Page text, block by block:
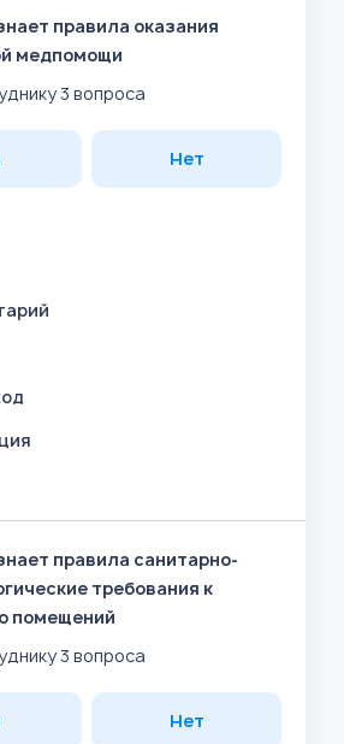
правила оказания
медпомощи
3 вопроса
Нет
правила санитарно-
требования к
помещений
3 вопроса
Нет